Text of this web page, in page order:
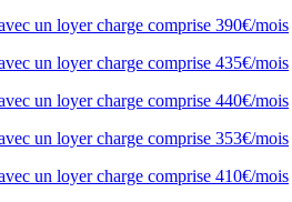
un loyer charge comprise 390€/mois
un loyer charge comprise 435€/mois
un loyer charge comprise 440€/mois
un loyer charge comprise 353€/mois
un loyer charge comprise 410€/mois